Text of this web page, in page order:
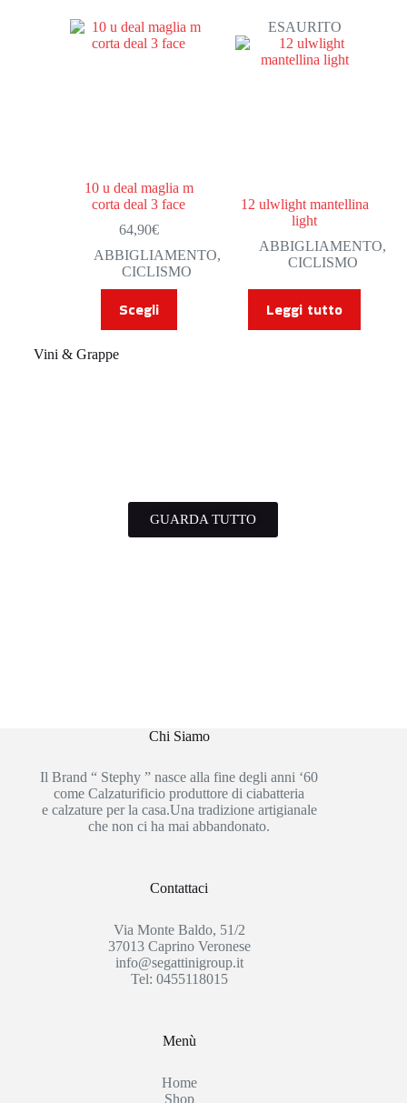
10 u deal maglia m
corta deal 3 face
64,90€
ABBIGLIAMENTO,
CICLISMO
Scegli
ESAURITO
12 ulwlight mantellina
light
ABBIGLIAMENTO,
CICLISMO
Leggi tutto
Vini & Grappe
GUARDA TUTTO
Chi Siamo
Il Brand “ Stephy ” nasce alla fine degli anni ‘60
come Calzaturificio produttore di ciabatteria
e calzature per la casa.Una tradizione artigianale
che non ci ha mai abbandonato.
Contattaci
Via Monte Baldo, 51/2
37013 Caprino Veronese
info@segattinigroup.it
Tel: 0455118015
Menù
Home
Shop